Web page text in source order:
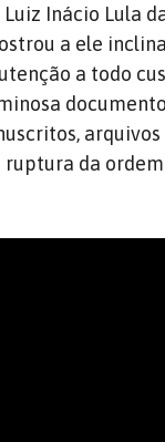
Inácio Lula
a ele
a todo
da